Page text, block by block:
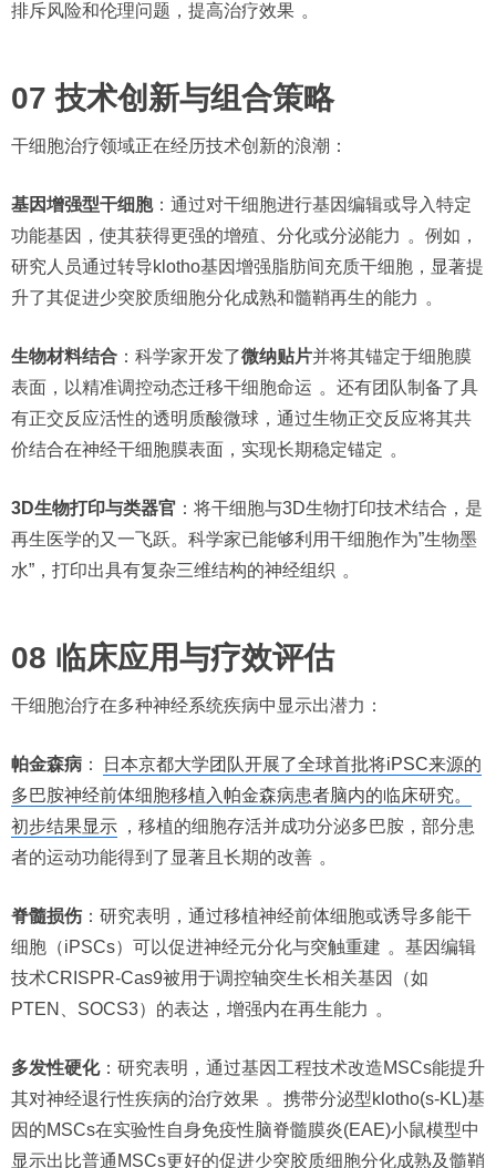
排斥风险和伦理问题，提高治疗效果 。
07 技术创新与组合策略
干细胞治疗领域正在经历技术创新的浪潮：
基因增强型干细胞：通过对干细胞进行基因编辑或导入特定
功能基因，使其获得更强的增殖、分化或分泌能力 。例如，
研究人员通过转导klotho基因增强脂肪间充质干细胞，显著提
升了其促进少突胶质细胞分化成熟和髓鞘再生的能力 。
生物材料结合 ：科学家开发了微纳贴片并将其锚定于细胞膜
表面，以精准调控动态迁移干细胞命运 。还有团队制备了具
有正交反应活性的透明质酸微球，通过生物正交反应将其共
价结合在神经干细胞膜表面，实现长期稳定锚定 。
3D生物打印与类器官 ：将干细胞与3D生物打印技术结合，是
再生医学的又一飞跃。科学家已能够利用干细胞作为”生物墨
水”，打印出具有复杂三维结构的神经组织 。
08 临床应用与疗效评估
干细胞治疗在多种神经系统疾病中显示出潜力：
帕金森病 ：
日本京都大学团队开展了全球首批将iPSC来源的
多巴胺神经前体细胞移植入帕金森病患者脑内的临床研究。
初步结果显示 ，移植的细胞存活并成功分泌多巴胺，部分患
者的运动功能得到了显著且长期的改善 。
脊髓损伤 ：研究表明，通过移植神经前体细胞或诱导多能干
细胞（iPSCs）可以促进神经元分化与突触重建 。基因编辑
技术CRISPR-Cas9被用于调控轴突生长相关基因（如
PTEN、SOCS3）的表达，增强内在再生能力 。
多发性硬化：研究表明，通过基因工程技术改造MSCs能提升
其对神经退行性疾病的治疗效果 。携带分泌型klotho(s-KL)基
因的MSCs在实验性自身免疫性脑脊髓膜炎(EAE)小鼠模型中
显示出比普通MSCs更好的促进少突胶质细胞分化成熟及髓鞘